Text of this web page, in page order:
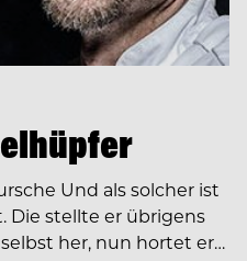
Und als solcher ist
Die stellte er übrigens
her, nun hortet er…